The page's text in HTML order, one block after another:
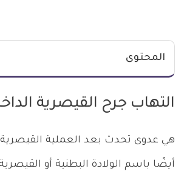
المحتوى
التهاب جرح القيصرية
هي عدوى تحدث بعد العملية القيصرية،
أيضًا باسم الولادة البطنية أو